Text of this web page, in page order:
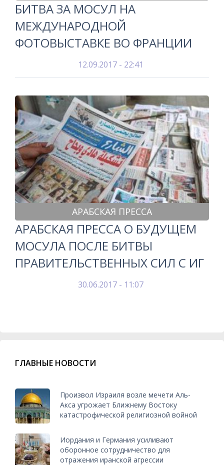
БИТВА ЗА МОСУЛ НА
МЕЖДУНАРОДНОЙ
ФОТОВЫСТАВКЕ ВО ФРАНЦИИ
12.09.2017 - 22:41
АРАБСКАЯ ПРЕССА
АРАБСКАЯ ПРЕССА О БУДУЩЕМ
МОСУЛА ПОСЛЕ БИТВЫ
ПРАВИТЕЛЬСТВЕННЫХ СИЛ С ИГ
30.06.2017 - 11:07
ГЛАВНЫЕ НОВОСТИ
Произвол Израиля возле мечети Аль-
Акса угрожает Ближнему Востоку
катастрофической религиозной войной
Иордания и Германия усиливают
оборонное сотрудничество для
отражения иранской агрессии